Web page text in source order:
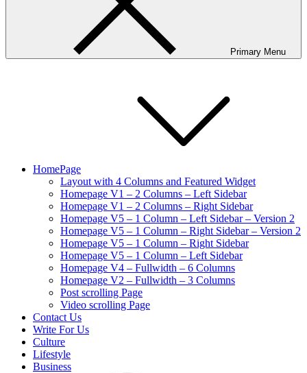
Primary Menu
HomePage
Layout with 4 Columns and Featured Widget
Homepage V1 – 2 Columns – Left Sidebar
Homepage V1 – 2 Columns – Right Sidebar
Homepage V5 – 1 Column – Left Sidebar – Version 2
Homepage V5 – 1 Column – Right Sidebar – Version 2
Homepage V5 – 1 Column – Right Sidebar
Homepage V5 – 1 Column – Left Sidebar
Homepage V4 – Fullwidth – 6 Columns
Homepage V2 – Fullwidth – 3 Columns
Post scrolling Page
Video scrolling Page
Contact Us
Write For Us
Culture
Lifestyle
Business